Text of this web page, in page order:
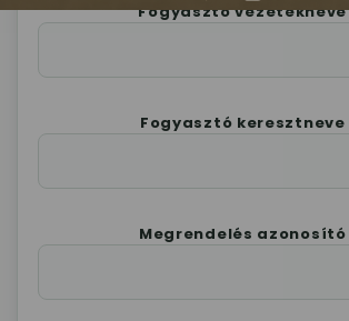
Fogyasztó
Fogyasztó keresztneve
Megrendelés azonosító